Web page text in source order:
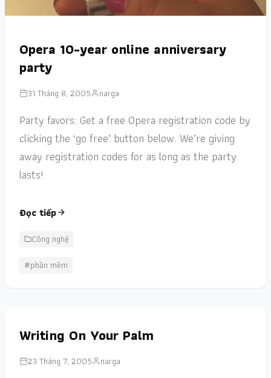
Opera 10-year online anniversary
party
31 Tháng 8, 2005 narga
Party favors: Get a free Opera registration code by
clicking the ‘go free’ button below. We’re giving
away registration codes for as long as the party
lasts!
Đọc tiếp
Công nghệ
#phần mềm
Writing On Your Palm
23 Tháng 7, 2005 narga